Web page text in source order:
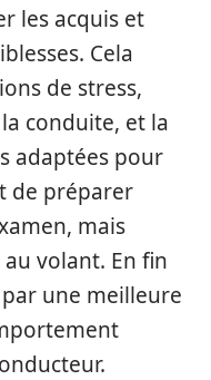
les acquis et
Cela
de stress,
conduite, et la
adaptées pour
de préparer
mais
volant. En fin
une meilleure